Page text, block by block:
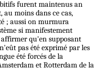
furent maintenus an
moins dans ce cas,
; aussi on murmura
si manifestement
qu'en supposant
pas été exprimé par les
été forcés de la
et Rotterdam de la